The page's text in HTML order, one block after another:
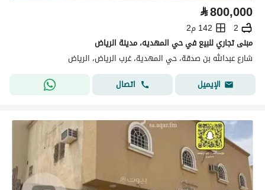
⃁800,000
2
142 م2
مبنى تجاري للبيع في حي المهديه، مدينة الرياض
شارع عبدالله بن صدقة، حي المهدية، غرب الرياض، الرياض
الإيميل
اتصال